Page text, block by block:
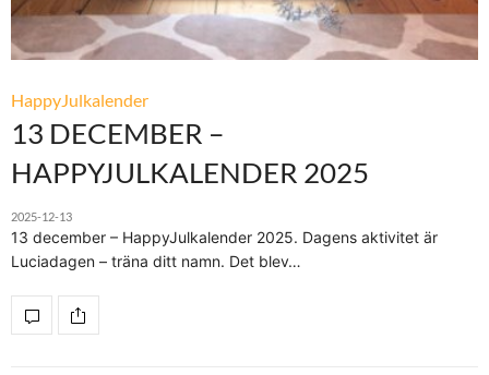
HappyJulkalender
13 DECEMBER –
HAPPYJULKALENDER 2025
2025-12-13
13 december – HappyJulkalender 2025. Dagens aktivitet är
Luciadagen – träna ditt namn. Det blev…